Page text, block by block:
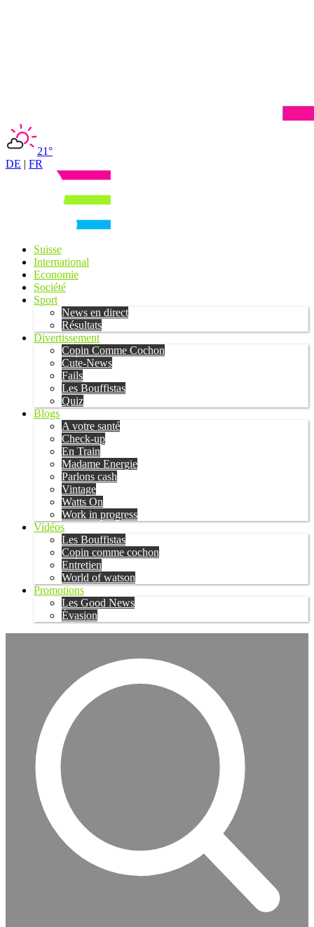
21°
DE | FR
Suisse
International
Economie
Société
Sport
News en direct
Résultats
Divertissement
Copin Comme Cochon
Cute-News
Fails
Les Bouffistas
Quiz
Blogs
A votre santé
Check-up
En Train
Madame Energie
Parlons cash
Vintage
Watts On
Work in progress
Vidéos
Les Bouffistas
Copin comme cochon
Entretien
World of watson
Promotions
Les Good News
Évasion